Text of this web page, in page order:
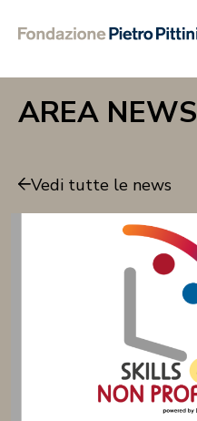
AREA NEWS
Vedi tutte le news